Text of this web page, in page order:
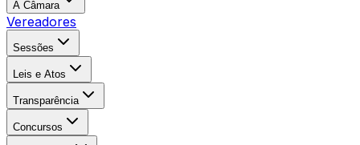
A Câmara
Vereadores
Sessões
Leis e Atos
Transparência
Concursos